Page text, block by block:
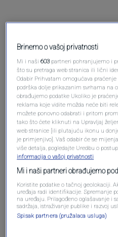
Brinemo o vašoj privatnosti
Mi i naši603 partneri pohranjujemo i
što su pretraga web stranica ili lični
Odabir Prihvatam omogućava
podrška dolje prikazanim svrhama na
obrađujemo podatke Ukoliko je
reklama koje vidite možda neće biti
možete ponovno odabrati i pritom
tako što ćete kliknuti na Upravljaj
web stranice [ili plutajuću ikonu u
je primjenjivo]. Vaš odabir će se
više detalja, pogledajte Uredbu o
informacija o vašoj privatnosti
Mi i naši partneri obrađujemo
Koristite podatke o tačnoj geolokaciji.
uređaja radi identifikacije. Spremanje
na uređaju. Prilagođeno oglašavanje i
sadržaja, istraživanje publike i razvoj
Spisak partnera (pružalaca usluga)